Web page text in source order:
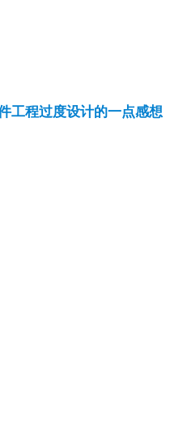
工程过度设计的一点感想